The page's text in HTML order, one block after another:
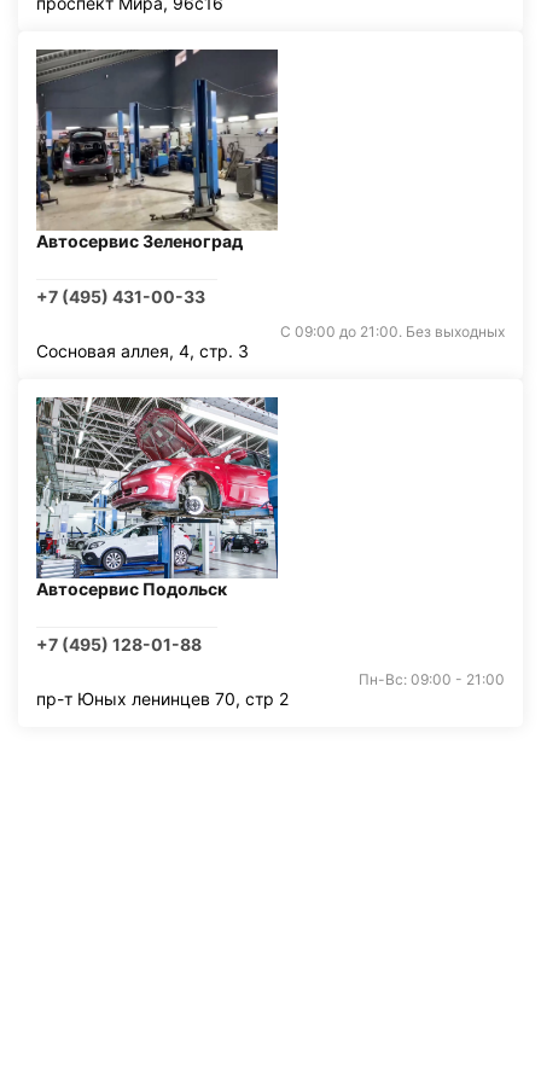
Автосервис Зеленоград
+7 (495) 431-00-33
С 09:00 до 21:00. Без выходных
Сосновая аллея, 4, стр. 3
Автосервис Подольск
+7 (495) 128-01-88
Пн-Вс: 09:00 - 21:00
пр-т Юных ленинцев 70, стр 2